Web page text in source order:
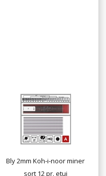
Bly 2mm Koh-i-noor miner
sort 12 pr. etui